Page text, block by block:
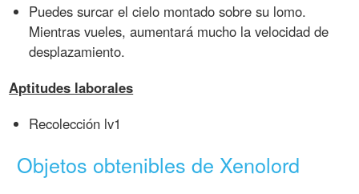
Puedes surcar el cielo montado sobre su lomo.
Mientras vueles, aumentará mucho la velocidad de
desplazamiento.
Aptitudes laborales
Recolección lv1
Objetos obtenibles de Xenolord